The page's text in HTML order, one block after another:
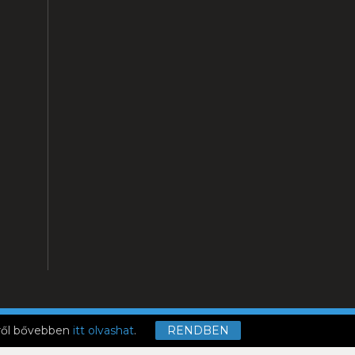
bővebben itt olvashat. RENDBEN
LISTA